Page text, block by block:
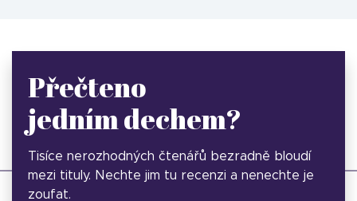
Přečteno
jedním dechem?
Tisíce nerozhodných čtenářů bezradně bloudí
mezi tituly. Nechte jim tu recenzi a nenechte je
zoufat.